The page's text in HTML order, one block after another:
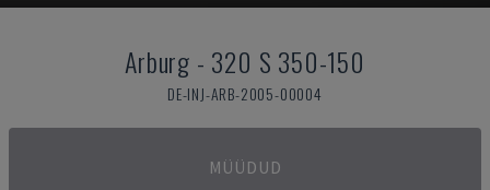
Arburg - 320 S 350-150
DE-INJ-ARB-2005-00004
MÜÜDUD